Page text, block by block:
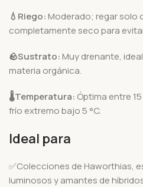
💧 Riego: Moderado; regar solo
completamente seco para
🪨Sustrato: Muy drenante,
materia orgánica.
🌡️Temperatura: Óptima entre
frío extremo bajo 5 °C.
Ideal para
✅Colecciones de Haworthias,
luminosos y amantes de